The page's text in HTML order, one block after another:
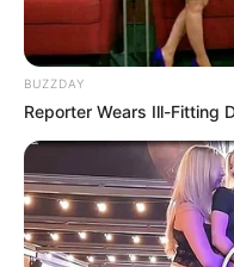
BUZZDAY
Reporter Wears Ill-Fitting